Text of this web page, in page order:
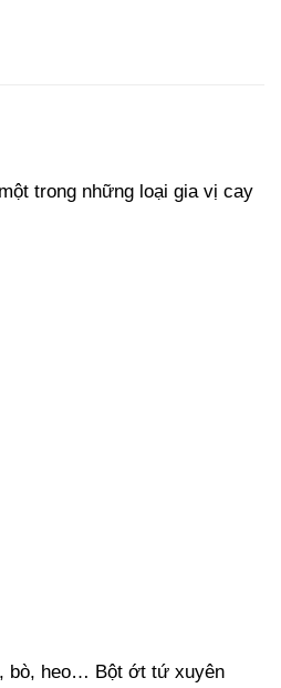
trong những loại gia vị cay
bò, heo… Bột ớt tứ xuyên